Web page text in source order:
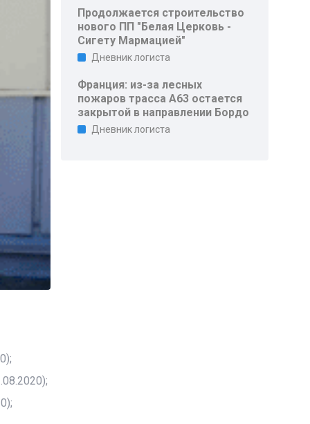
Продолжается строительство
нового ПП "Белая Церковь -
Сигету Мармацией"
Дневник логиста
Франция: из-за лесных
пожаров трасса A63 остается
закрытой в направлении Бордо
Дневник логиста